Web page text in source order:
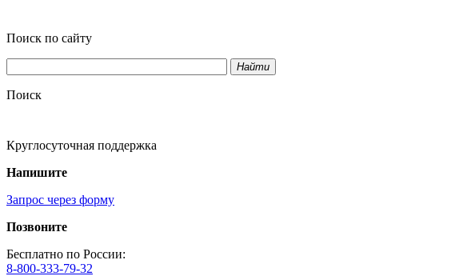
Поиск по сайту
Найти
Поиск
Круглосуточная поддержка
Напишите
Запрос через форму
Позвоните
Бесплатно по России:
8-800-333-79-32